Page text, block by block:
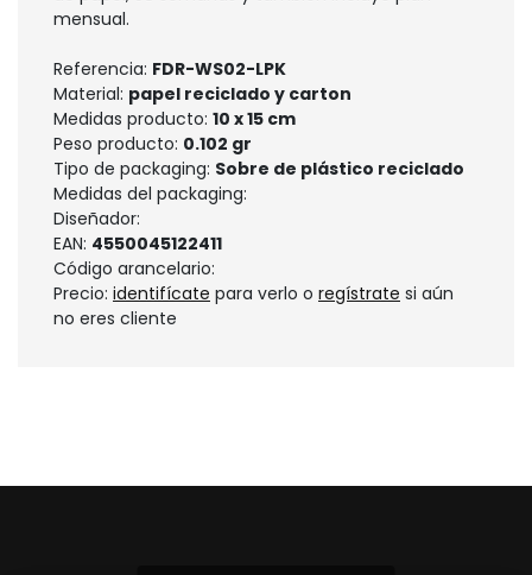
mensual.
Referencia: FDR-WS02-LPK
Material: papel reciclado y carton
Medidas producto: 10 x 15 cm
Peso producto: 0.102 gr
Tipo de packaging: Sobre de plástico reciclado
Medidas del packaging:
Diseñador:
EAN: 4550045122411
Código arancelario:
Precio: identifícate para verlo o regístrate si aún
no eres cliente